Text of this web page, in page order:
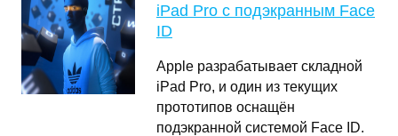
iPad Pro с подэкранным Face
ID
Apple разрабатывает складной
iPad Pro, и один из текущих
прототипов оснащён
подэкранной системой Face ID.